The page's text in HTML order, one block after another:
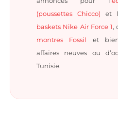
(poussettes Chicco) et
baskets Nike Air Force 1,
montres Fossil et bien
affaires neuves ou
Tunisie.